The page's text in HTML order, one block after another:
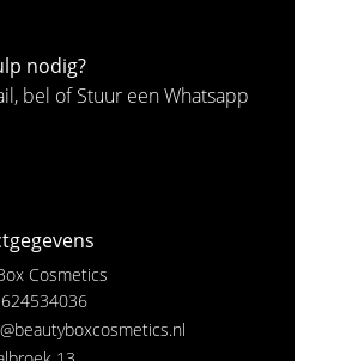
nodig?
bel of Stuur een Whatsapp
Cosmetics